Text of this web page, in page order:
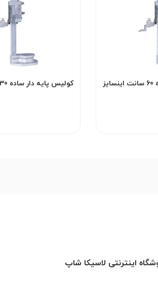
کولیس پایه دار ساده 60 سانت اینسایز
اینترنتی لاسیکا شاپ